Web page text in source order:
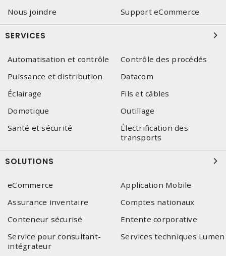
Nous joindre
Support eCommerce
SERVICES
Automatisation et contrôle
Contrôle des procédés
Puissance et distribution
Datacom
Éclairage
Fils et câbles
Domotique
Outillage
Santé et sécurité
Électrification des
transports
SOLUTIONS
eCommerce
Application Mobile
Assurance inventaire
Comptes nationaux
Conteneur sécurisé
Entente corporative
Service pour consultant-
intégrateur
Services techniques Lumen